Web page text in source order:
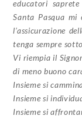
educatori
Santa Pasqua
l’assicurazione
tenga sempre
Vi riempia il
di meno buono
Insieme si
Insieme si
Insieme si